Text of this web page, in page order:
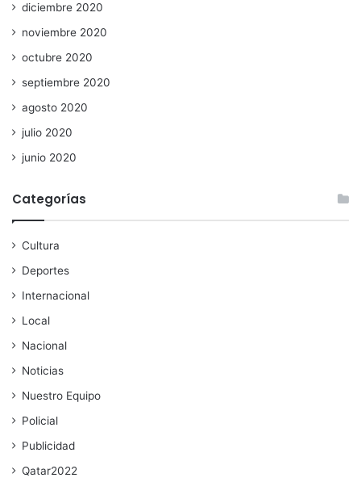
diciembre 2020
noviembre 2020
octubre 2020
septiembre 2020
agosto 2020
julio 2020
junio 2020
Categorías
Cultura
Deportes
Internacional
Local
Nacional
Noticias
Nuestro Equipo
Policial
Publicidad
Qatar2022